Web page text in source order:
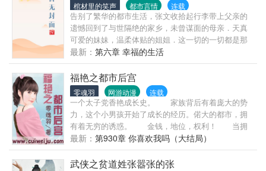
棺材里的笑声 都市言情 连载
告别了繁华的都市生活，张文收拾起行李带上父亲的
遗憾回到了与世隔绝的家乡，未曾谋面的母亲．天真
可爱的妹妹，温柔体贴的姐姐．这一切的一切都是那
么的陌生和熟悉. 但习惯了都市生活的他在这能习惯这
种日出而作，日落而息．听着海潮的寂寞生活吗？当
他发现这里有太多值得去发掘的乐趣时，生活也变得
精彩起来．寂寞的海潮也变成了激情的春潮． 【故事
的发生地是一个无视人伦的小渔村,咳咳】 这里的一切
都是那么的传
最新： 第六章 幸福的生活
福艳之都市后宫
零魂羽 网游动漫 连载
一个太子党香艳成长史。 家族背后有着庞大的势
力，这个小男孩开始了成长的经历。偌大的都市，拥
有着无穷的诱惑。 金钱，地位，权利！ 当拥
有着这三种所有人都渴望的优势之后，他的生活会是
怎么样的呢？在美女如云的都市之中，恣意风流，嬉
游花丛！
最新： 第930章 你喜欢我吗（大结局）
武侠之贫道姓张嚣张的张